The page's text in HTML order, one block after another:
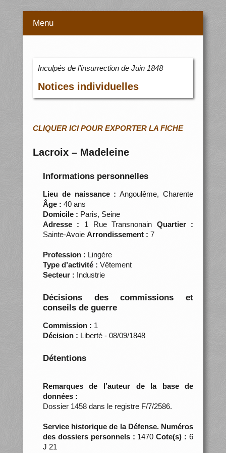
Menu
Inculpés de l’insurrection de Juin 1848
Notices individuelles
CLIQUER ICI POUR EXPORTER LA FICHE
Lacroix – Madeleine
Informations personnelles
Lieu de naissance : Angoulême, Charente
Âge : 40 ans
Domicile : Paris, Seine
Adresse : 1 Rue Transnonain Quartier :
Sainte-Avoie Arrondissement : 7
Profession : Lingère
Type d’activité : Vêtement
Secteur : Industrie
Décisions des commissions et
conseils de guerre
Commission : 1
Décision : Liberté - 08/09/1848
Détentions
Remarques de l’auteur de la base de
données :
Dossier 1458 dans le registre F/7/2586.
Service historique de la Défense. Numéros
des dossiers personnels : 1470Cote(s) : 6
J 21